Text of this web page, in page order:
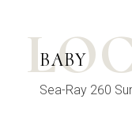
BABY
Sea-Ray 260